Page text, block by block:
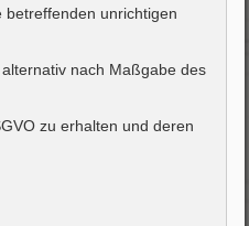
betreffenden unrichtigen
nach Maßgabe des
zu erhalten und deren